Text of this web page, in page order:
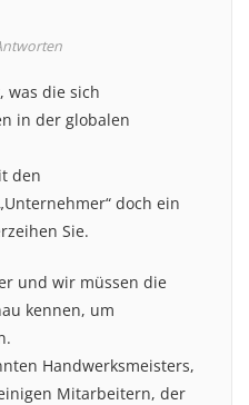
was die sich
in der globalen
den
doch ein
Sie.
und wir müssen die
kennen, um
Handwerksmeisters,
Mitarbeitern, der